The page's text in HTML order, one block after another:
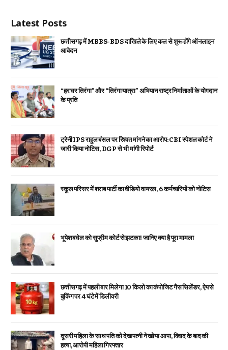
Latest Posts
छत्तीसगढ़ में MBBS-BDS दाखिले के लिए कल से शुरू होंगे ऑनलाइन
आवेदन
“हर घर तिरंगा” और “तिरंगा यात्रा” अभियान राष्ट्र निर्माताओं के योगदान
के प्रति
ट्रेनी IPS राहुल बंसल पर रिश्वत मांगने का आरोप: CBI स्पेशल कोर्ट ने
जारी किया नोटिस, DGP से भी मांगी रिपोर्ट
स्कूल परिसर में शराब पार्टी का वीडियो वायरल, 6 कर्मचारियों को नोटिस
भूपेश बघेल को सुप्रीम कोर्ट से झटका! जानिए क्या है पूरा मामला
छत्तीसगढ़ में पहली बार मिलेगा 10 किलो का कंपोजिट गैस सिलेंडर, ऐप से
बुकिंग पर 4 घंटे में डिलीवरी
दूसरी महिला के साथ पति को देख पत्नी ने खोया आपा, विवाद के बाद की
हत्या, आरोपी महिला गिरफ्तार